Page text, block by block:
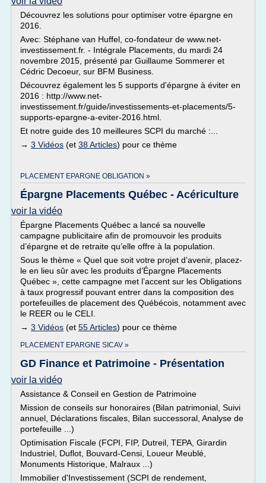
Découvrez les solutions pour optimiser votre épargne en
2016.
Avec: Stéphane van Huffel, co-fondateur de www.net-
investissement.fr. - Intégrale Placements, du mardi 24
novembre 2015, présenté par Guillaume Sommerer et
Cédric Decoeur, sur BFM Business.
Découvrez également les 5 supports d'épargne à éviter en
2016 : http://www.net-
investissement.fr/guide/investissements-et-placements/5-
supports-epargne-a-eviter-2016.html.
Et notre guide des 10 meilleures SCPI du marché :...
→ 3 Vidéos (et 38 Articles) pour ce thème
PLACEMENT EPARGNE OBLIGATION »
Épargne Placements Québec - Acériculture
voir la vidéo
Épargne Placements Québec a lancé sa nouvelle
campagne publicitaire afin de promouvoir les produits
d’épargne et de retraite qu’elle offre à la population.
Sous le thème « Quel que soit votre projet d’avenir, placez-
le en lieu sûr avec les produits d’Épargne Placements
Québec », cette campagne met l’accent sur les Obligations
à taux progressif pouvant entrer dans la composition des
portefeuilles de placement des Québécois, notamment avec
le REER ou le CELI.
→ 3 Vidéos (et 55 Articles) pour ce thème
PLACEMENT EPARGNE SICAV »
GD Finance et Patrimoine - Présentation
voir la vidéo
Assistance & Conseil en Gestion de Patrimoine
Mission de conseils sur honoraires (Bilan patrimonial, Suivi
annuel, Déclarations fiscales, Bilan successoral, Analyse de
portefeuille ...)
Optimisation Fiscale (FCPI, FIP, Dutreil, TEPA, Girardin
Industriel, Duflot, Bouvard-Censi, Loueur Meublé,
Monuments Historique, Malraux ...)
Immobilier d'Investissement (SCPI de rendement,